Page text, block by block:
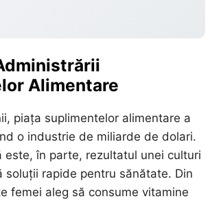
Alimentare
piața suplimentelor alimentare a
o industrie de miliarde de dolari.
este, în parte, rezultatul unei culturi
soluții rapide pentru sănătate. Din
femei aleg să consume vitamine